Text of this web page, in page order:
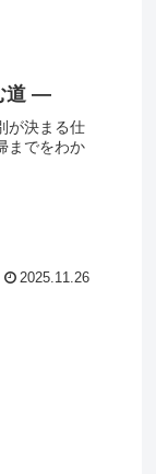
道 ―
が決まる仕
までをわか
2025.11.26